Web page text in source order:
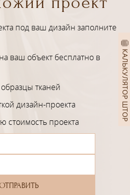
КАЛЬКУЛЯТОР ШТОР
под ваш дизайн заполните
ваш объект бесплатно в
тканей
дизайн-проекта
стоимость проекта